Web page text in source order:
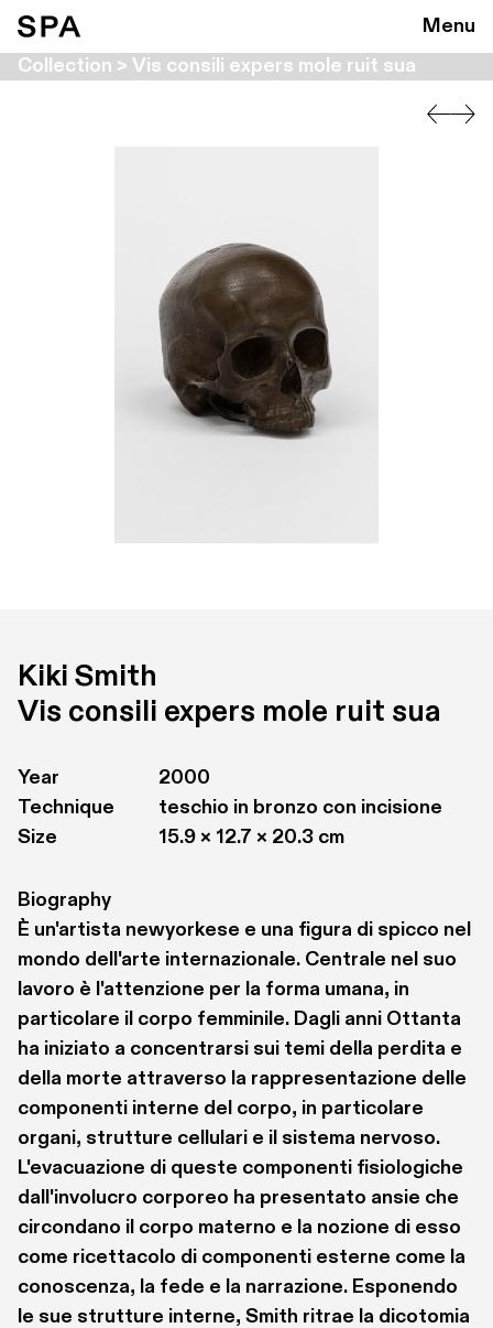
Menu
Collection > Vis consili expers mole ruit sua
Kiki Smith
Vis consili expers mole ruit sua
Year
2000
Technique
teschio in bronzo con incisione
Size
15.9 × 12.7 × 20.3 cm
Biography
È un'artista newyorkese e una figura di spicco nel
mondo dell'arte internazionale. Centrale nel suo
lavoro è l'attenzione per la forma umana, in
particolare il corpo femminile. Dagli anni Ottanta
ha iniziato a concentrarsi sui temi della perdita e
della morte attraverso la rappresentazione delle
componenti interne del corpo, in particolare
organi, strutture cellulari e il sistema nervoso.
L'evacuazione di queste componenti fisiologiche
dall'involucro corporeo ha presentato ansie che
circondano il corpo materno e la nozione di esso
come ricettacolo di componenti esterne come la
conoscenza, la fede e la narrazione. Esponendo
le sue strutture interne, Smith ritrae la dicotomia